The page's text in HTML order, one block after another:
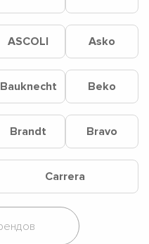
ASCOLI Asko
Bauknecht Beko
Brandt Bravo
Carrera